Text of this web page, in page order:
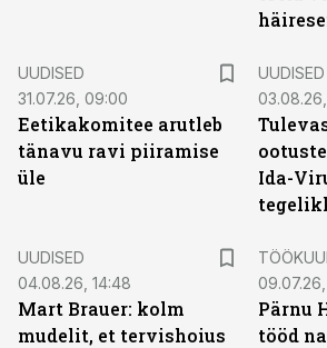
UUDISED
31.07.26, 09:00
Eetikakomitee arutleb
tänavu ravi piiramise
üle
UUDISED
03.08.26,
Ida-
UUDISED
04.08.26, 14:48
Mart Brauer: kolm
mudelit, et tervishoius
09.07.26,
Pärnu
tööd